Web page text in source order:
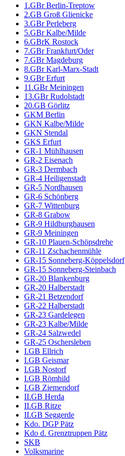
1.GBr Berlin-Treptow
2.GB Groß Glienicke
3.GBr Perleberg
5.GBr Kalbe/Milde
6.GBrK Rostock
7.GBr Frankfurt/Oder
7.GBr Magdeburg
8.GBr Karl-Marx-Stadt
9.GBr Erfurt
11.GBr Meiningen
13.GBr Rudolstadt
20.GB Görlitz
GKM Berlin
GKN Kalbe/Milde
GKN Stendal
GKS Erfurt
GR-1 Mühlhausen
GR-2 Eisenach
GR-3 Dermbach
GR-4 Heiligenstadt
GR-5 Nordhausen
GR-6 Schönberg
GR-7 Wittenburg
GR-8 Grabow
GR-9 Hildburghausen
GR-9 Meiningen
GR-10 Plauen-Schöpsdrehe
GR-11 Zschachenmühle
GR-15 Sonneberg-Köppelsdorf
GR-15 Sonneberg-Steinbach
GR-20 Blankenburg
GR-20 Halberstadt
GR-21 Betzendorf
GR-22 Halberstadt
GR-23 Gardelegen
GR-23 Kalbe/Milde
GR-24 Salzwedel
GR-25 Oschersleben
I.GB Ellrich
I.GB Geismar
I.GB Nostorf
I.GB Römhild
I.GB Ziemendorf
II.GB Herda
II.GB Ritze
II.GB Seggerde
Kdo. DGP Pätz
Kdo d. Grenztruppen Pätz
SKB
Volksmarine